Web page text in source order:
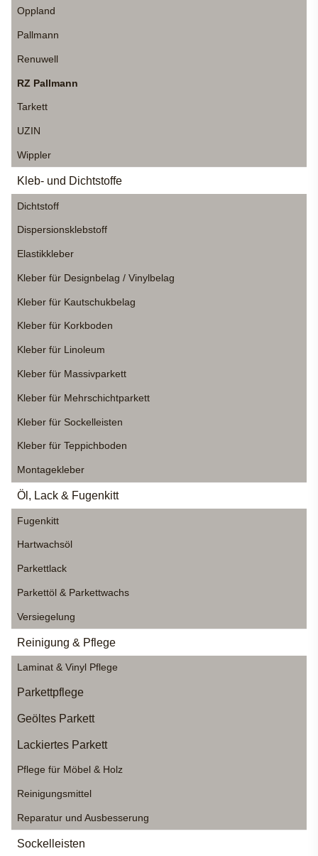
Oppland
Pallmann
Renuwell
RZ Pallmann
Tarkett
UZIN
Wippler
Kleb- und Dichtstoffe
Dichtstoff
Dispersionsklebstoff
Elastikkleber
Kleber für Designbelag / Vinylbelag
Kleber für Kautschukbelag
Kleber für Korkboden
Kleber für Linoleum
Kleber für Massivparkett
Kleber für Mehrschichtparkett
Kleber für Sockelleisten
Kleber für Teppichboden
Montagekleber
Öl, Lack & Fugenkitt
Fugenkitt
Hartwachsöl
Parkettlack
Parkettöl & Parkettwachs
Versiegelung
Reinigung & Pflege
Laminat & Vinyl Pflege
Parkettpflege
Geöltes Parkett
Lackiertes Parkett
Pflege für Möbel & Holz
Reinigungsmittel
Reparatur und Ausbesserung
Sockelleisten